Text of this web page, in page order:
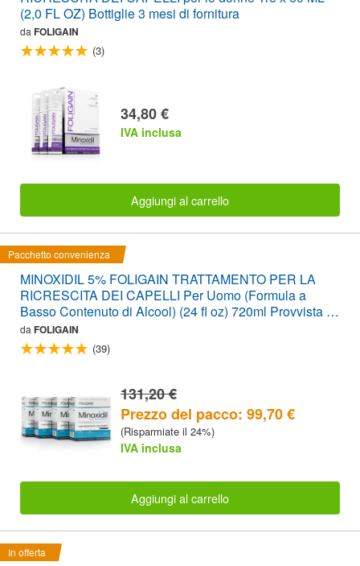
(2,0 FL OZ) Bottiglie 3 mesi di fornitura
da FOLIGAIN
(3)
34,80 €
IVA inclusa
Aggiungi al carrello
Pacchetto convenienza
MINOXIDIL 5% FOLIGAIN TRATTAMENTO PER LA
RICRESCITA DEI CAPELLI Per Uomo (Formula a
Basso Contenuto di Alcool) (24 fl oz) 720ml Provvista di
12 Mesi
da FOLIGAIN
(39)
131,20 €
Prezzo del pacco: 99,70 €
(Risparmiate il 24%)
IVA inclusa
Aggiungi al carrello
In offerta